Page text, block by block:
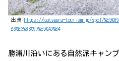
出典: https://katsuura-tourism.jp/spot/
B3%E3%83%97%E5%A0%B4
勝浦川沿いにある自然派キャンプ